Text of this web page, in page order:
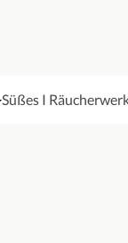
Süßes I